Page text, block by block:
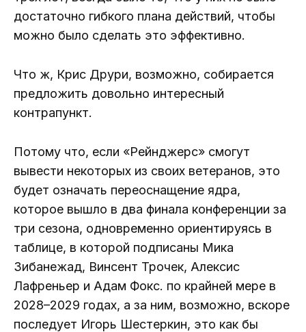
достаточно гибкого плана действий, чтобы
можно было сделать это эффективно.
Что ж, Крис Друри, возможно, собирается
предложить довольно интересный
контрапункт.
Потому что, если «Рейнджерс» смогут
вывести некоторых из своих ветеранов, это
будет означать переоснащение ядра,
которое вышло в два финала конференции за
три сезона, одновременно ориентируясь в
таблице, в которой подписаны Мика
Зибанежад, Винсент Трочек, Алексис
Лафреньер и Адам Фокс. по крайней мере в
2028–2029 годах, а за ним, возможно, вскоре
последует Игорь Шестеркин, это как бы